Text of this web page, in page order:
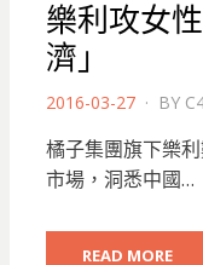
樂利攻女
濟」
POSTED
2016-03-27 BY
橘子集團旗下樂
市場，洞悉中國…
READ MORE